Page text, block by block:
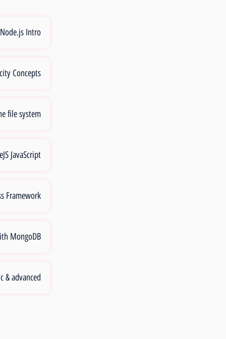
Node.js Intro
Concepts
file system
JavaScript
Framework
MongoDB
& advanced